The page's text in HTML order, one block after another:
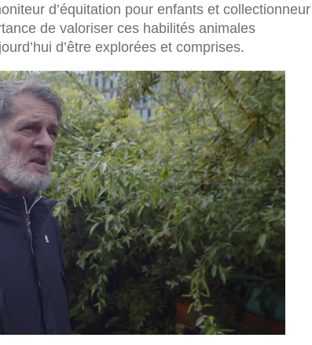
d’équitation pour enfants et collectionneur
de valoriser ces habilités animales
d’être explorées et comprises.